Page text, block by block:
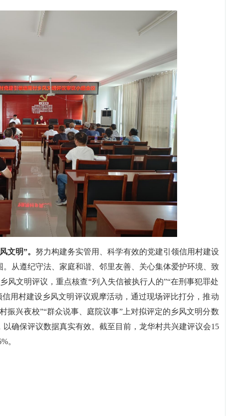
文明”。 努力构建务实管用、科学有效的党建引领信用村建设
从遵纪守法、家庭和谐、邻里友善、关心集体爱护环境、致
风文明评议，重点核查“列入失信被执行人的”“在刑事犯罪处
用村建设乡风文明评议观摩活动，通过现场评比打分，推动
振兴夜校”“群众说事、庭院议事”上对拟评定的乡风文明分数
确保评议数据真实有效。截至目前，龙华村共兴建评议会15
。